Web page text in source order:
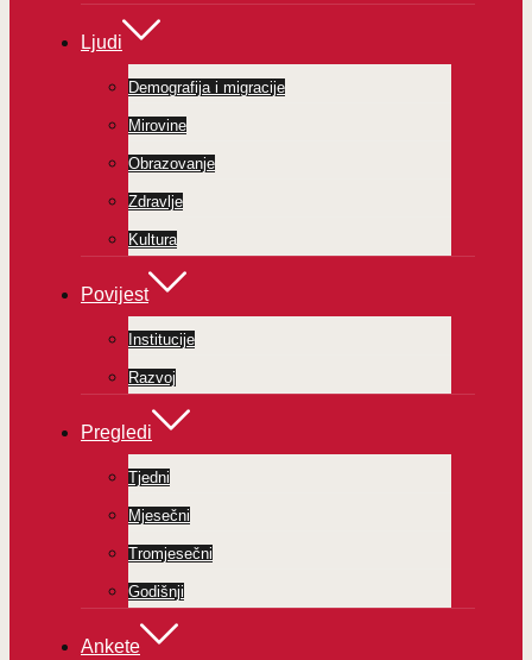
Ljudi
Demografija i migracije
Mirovine
Obrazovanje
Zdravlje
Kultura
Povijest
Institucije
Razvoj
Pregledi
Tjedni
Mjesečni
Tromjesečni
Godišnji
Ankete